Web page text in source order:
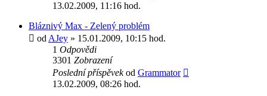
13.02.2009, 11:16 hod.
Bláznivý Max - Zelený problém
od AJey » 15.01.2009, 10:15 hod.
1 Odpovědi
3301 Zobrazení
Poslední příspěvekod Grammator
13.02.2009, 08:26 hod.